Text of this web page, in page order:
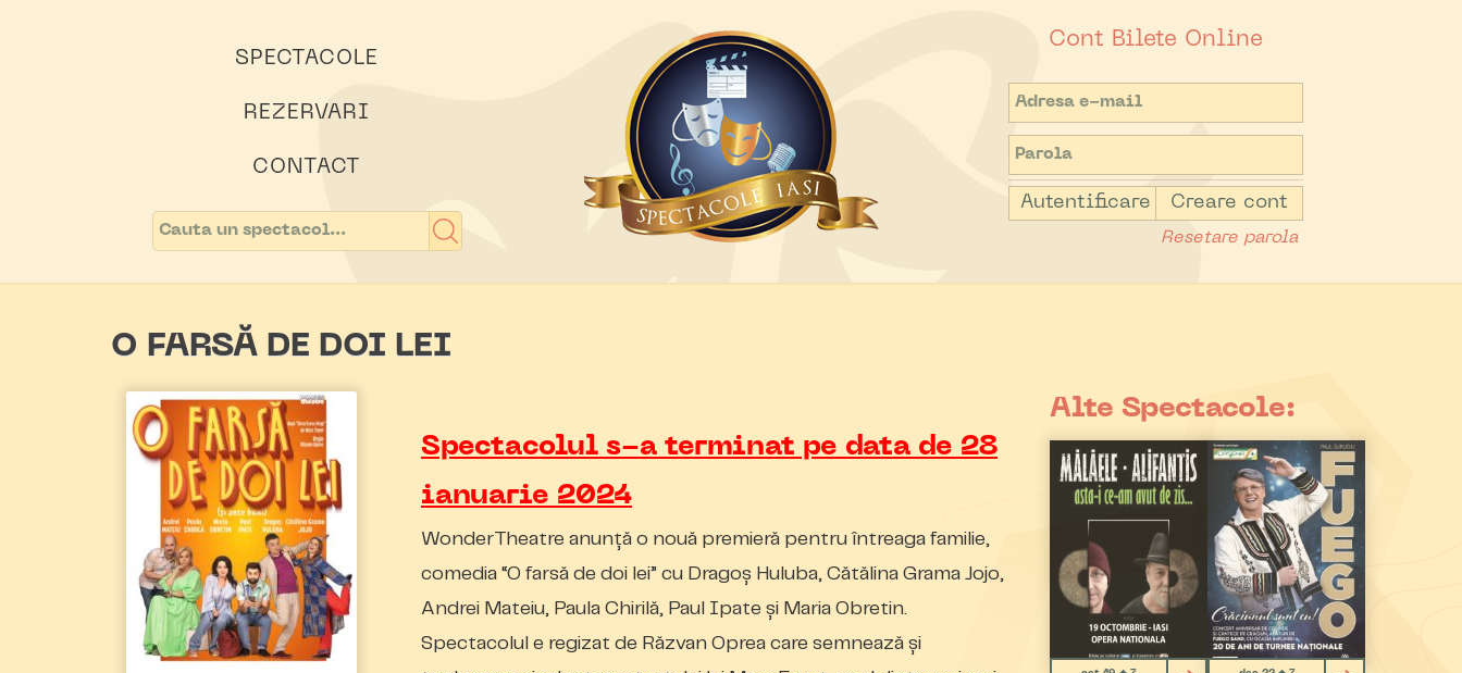
SPECTACOLE
REZERVARI
CONTACT
Cont Bilete Online
Autentificare Creare cont
Resetare parola
O FARSĂ DE DOI LEI
Spectacolul s-a terminat pe data de 28
ianuarie 2024
WonderTheatre anunță o nouă premieră pentru întreaga familie,
comedia “O farsă de doi lei” cu Dragoș Huluba, Cătălina Grama Jojo,
Andrei Mateiu, Paula Chirilă, Paul Ipate și Maria Obretin.
Spectacolul e regizat de Răzvan Oprea care semnează și
Alte Spectacole: